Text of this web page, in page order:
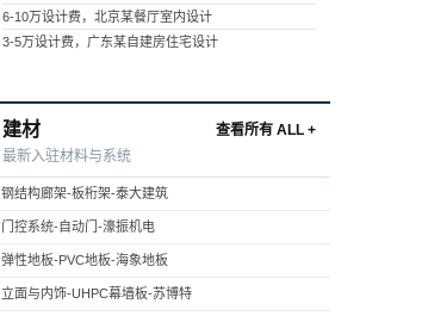
6-10万设计费，北京某餐厅室内设计
3-5万设计费，广东某自建房住宅设计
建材
查看所有 ALL +
最新入驻材料与系统
钢结构廊架-板桁架-泰大建筑
门控系统-自动门-濠振机电
弹性地板-PVC地板-海象地板
立面与内饰-UHPC幕墙板-苏博特